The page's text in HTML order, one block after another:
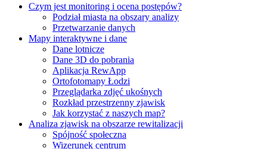
Czym jest monitoring i ocena postępów?
Podział miasta na obszary analizy
Przetwarzanie danych
Mapy interaktywne i dane
Dane lotnicze
Dane 3D do pobrania
Aplikacja RewApp
Ortofotomapy Łodzi
Przeglądarka zdjęć ukośnych
Rozkład przestrzenny zjawisk
Jak korzystać z naszych map?
Analiza zjawisk na obszarze rewitalizacji
Spójność społeczna
Wizerunek centrum